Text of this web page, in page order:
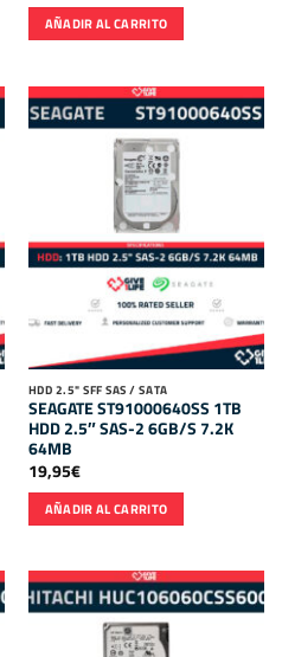
AÑADIR AL CARRITO
HDD 2.5" SFF SAS / SATA
SEAGATE ST91000640SS 1TB
HDD 2.5″ SAS-2 6GB/S 7.2K
64MB
19,95€
AÑADIR AL CARRITO